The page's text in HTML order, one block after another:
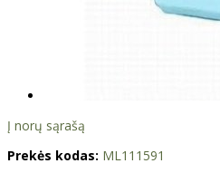
Į norų sąrašą
Prekės kodas: ML111591